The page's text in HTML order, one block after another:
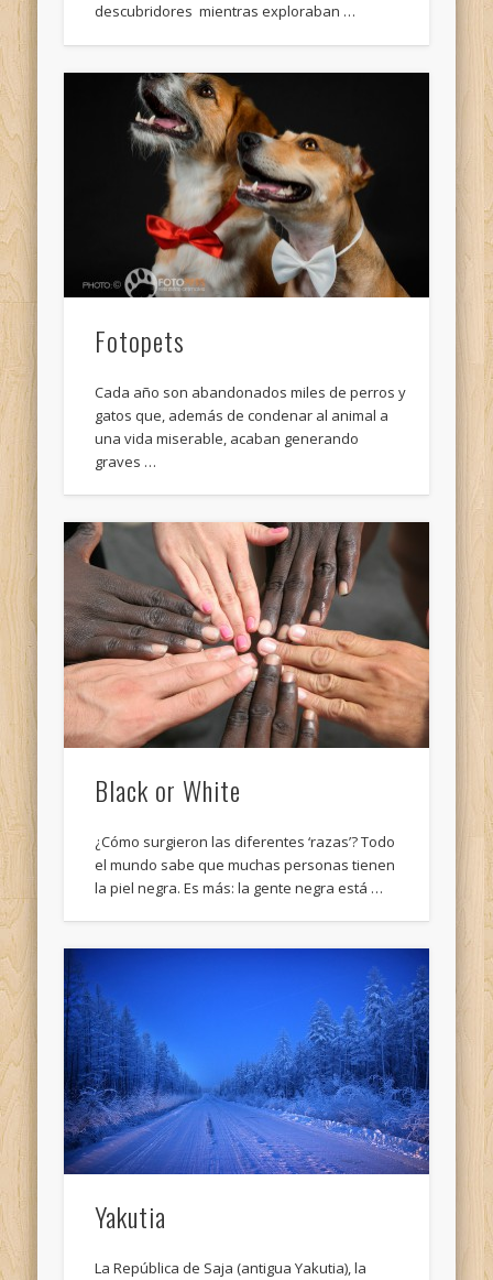
descubridores mientras exploraban …
Fotopets
Cada año son abandonados miles de perros y
gatos que, además de condenar al animal a
una vida miserable, acaban generando
graves …
Black or White
¿Cómo surgieron las diferentes ‘razas’? Todo
el mundo sabe que muchas personas tienen
la piel negra. Es más: la gente negra está …
Yakutia
La República de Saja (antigua Yakutia), la